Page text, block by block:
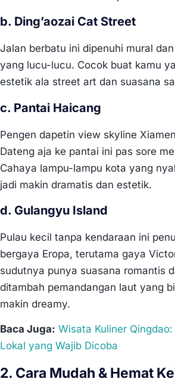
b. Ding’aozai Cat Street
Jalan berbatu ini dipenuhi mural
yang lucu-lucu. Cocok buat kamu
estetik ala street art dan suasana
c. Pantai Haicang
Pengen dapetin view skyline
Dateng aja ke pantai ini pas sore
Cahaya lampu-lampu kota yang
jadi makin dramatis dan estetik.
d. Gulangyu Island
Pulau kecil tanpa kendaraan ini
bergaya Eropa, terutama gaya
sudutnya punya suasana romantis
ditambah pemandangan laut yang
makin dreamy.
Baca Juga: Wisata Kuliner
Lokal yang Wajib Dicoba
2. Cara Mudah & Hemat